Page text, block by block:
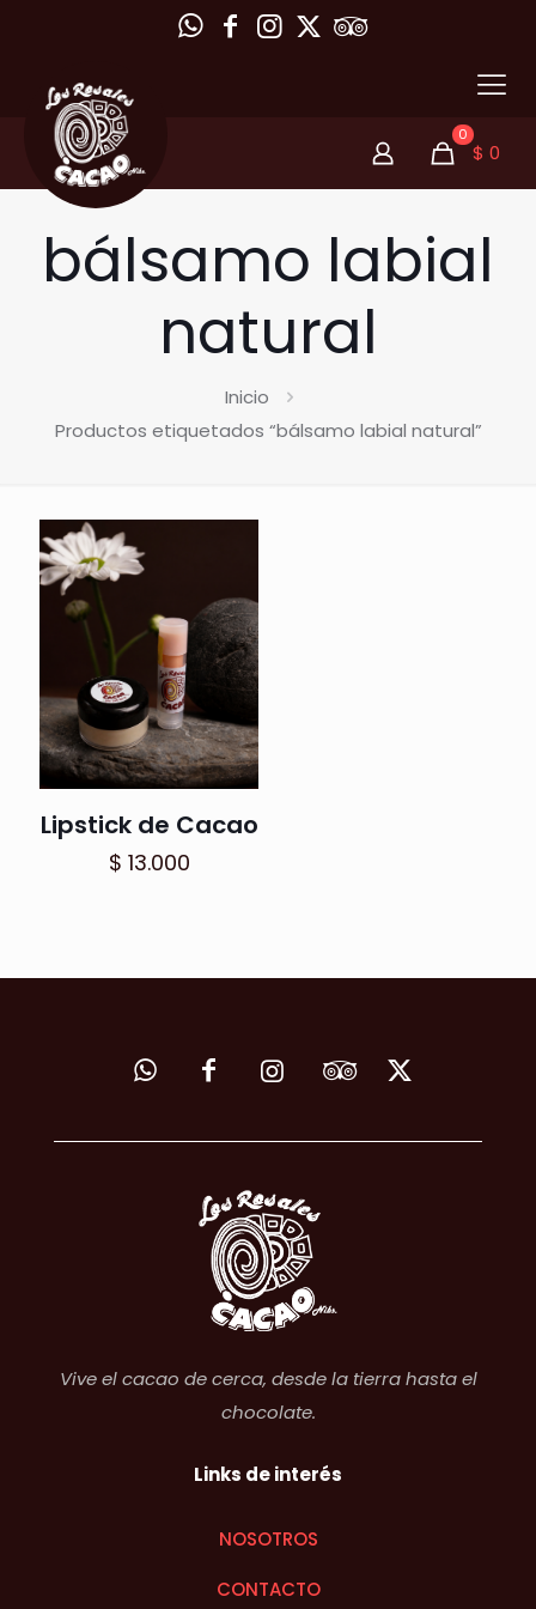
0
$ 0
bálsamo labial
natural
Inicio
Productos etiquetados “bálsamo labial natural”
Lipstick de Cacao
$ 13.000
Vive el cacao de cerca, desde la tierra hasta el
chocolate.
Links de interés
NOSOTROS
CONTACTO